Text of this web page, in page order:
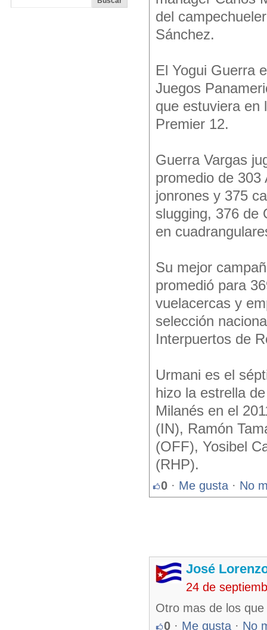
del
Sánchez.
El Yogui Guerra
Juegos
que estuviera en
Premier 12.
Guerra Vargas
promedio de 303
jonrones y 375
slugging, 376 de
en
Su mejor
promedió para
vuelacercas y
selección
Interpuertos de
Urmani es el
hizo la estrella
Milanés en el
(IN), Ramón
(OFF), Yosibel
(RHP).
0 · Me gusta · No
José
24 de
Otro mas de los
0 · Me gusta · No